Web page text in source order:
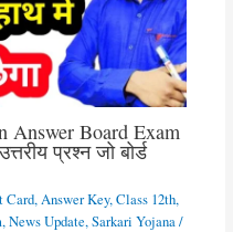
Answer Board Exam
प्रश्न जो बोर्ड
Card,Answer Key,Class 12th,
,News Update,Sarkari Yojana/